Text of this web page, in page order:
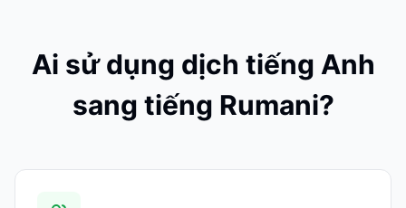
Ai sử dụng dịch tiếng Anh
sang tiếng Rumani?